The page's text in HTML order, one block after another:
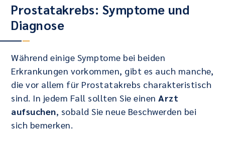
Prostatakrebs: Symptome und
Diagnose
Während einige Symptome bei beiden
Erkrankungen vorkommen, gibt es auch manche,
die vor allem für Prostatakrebs charakteristisch
sind. In jedem Fall sollten Sie einenArzt
aufsuchen, sobald Sie neue Beschwerden bei
sich bemerken.